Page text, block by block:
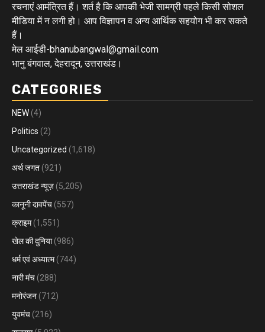
रचनाएं आमंत्रित हैं। शर्त है कि आपकी भेजी सामग्री पहले किसी सोशल
मीडिया में न लगी हो। आप विज्ञापन व अन्य आर्थिक सहयोग भी कर सकते
हैं।
मेल आईडी-bhanubangwal@gmail.com
भानु बंगवाल, देहरादून, उत्तराखंड।
CATEGORIES
NEW (4)
Politics (2)
Uncategorized (1,618)
अर्थ जगत (921)
उत्तराखंड न्यूज़ (5,205)
कानूनी दावपेंच (557)
क्राइम(1,551)
खेल की दुनिया(986)
धर्म एवं अध्यात्म(744)
नारी मंच (288)
मनोरंजन (712)
युवमंच (216)